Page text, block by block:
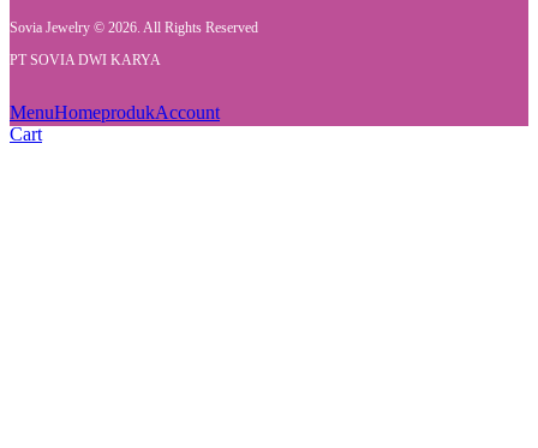
Sovia Jewelry © 2026. All Rights Reserved
PT SOVIA DWI KARYA
MenuHomeprodukAccount
Cart